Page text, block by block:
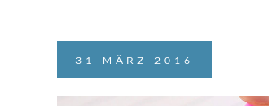
31 MÄRZ 2016